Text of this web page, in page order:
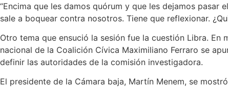
“Encima que les damos quórum y que les dejamos
sale a boquear contra nosotros. Tiene que reflexionar.
Otro tema que ensució la sesión fue la cuestión Libra.
nacional de la Coalición Cívica Maximiliano Ferraro se
definir las autoridades de la comisión investigadora.
El presidente de la Cámara baja, Martín Menem, se